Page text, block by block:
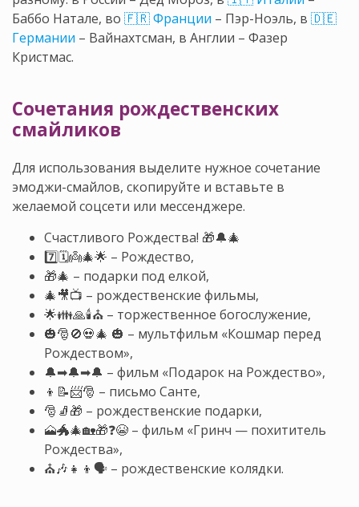
Баббо Натале, во 🇫🇷 Франции – Пэр-Ноэль, в 🇩🇪
Германии – Вайнахтсман, в Англии – Фазер
Кристмас.
Сочетания рождественских
смайликов
Для использования выделите нужное сочетание
эмоджи-смайлов, скопируйте и вставьте в
желаемой соцсети или мессенджере.
Счастливого Рождества! 🎁🔔🎄
7️⃣🗓👼🎄🌟 – Рождество,
🎁🎄 – подарки под елкой,
🎄🎥📺 – рождественские фильмы,
🌟👪🙏🕯⛪ – торжественное богослужение,
🎃🎅🚫💀🎄 🎃 – мультфильм «Кошмар перед
Рождеством»,
🔔➡🔔➡🔔 – фильм «Подарок на Рождество»,
👦📝📨🎅 – письмо Санте,
🎅🧦🎁 – рождественские подарки,
🗻🐲🎄🏡🎁❓😭 – фильм «Гринч — похититель
Рождества»,
⛪🎶👧👦🗣 – рождественские колядки.